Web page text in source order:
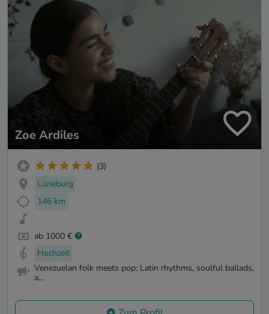
Zoe Ardiles
(3)
Lüneburg
146 km
ab 1000 €
Hochzeit
Venezuelan folk meets pop: Latin rhythms, soulful ballads,
a...